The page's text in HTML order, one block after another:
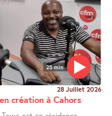
25 min
28 Juillet 2026
création à Cahors